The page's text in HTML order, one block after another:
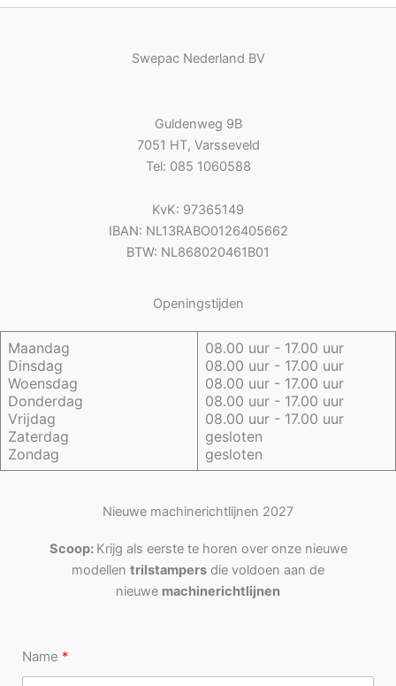
Swepac Nederland BV
Guldenweg 9B
7051 HT, Varsseveld
Tel: 085 1060588
KvK: 97365149
IBAN: NL13RABO0126405662
BTW: NL868020461B01
Openingstijden
Maandag
Dinsdag
Woensdag
Donderdag
Vrijdag
Zaterdag
Zondag
08.00 uur - 17.00 uur
08.00 uur - 17.00 uur
08.00 uur - 17.00 uur
08.00 uur - 17.00 uur
08.00 uur - 17.00 uur
gesloten
gesloten
Nieuwe machinerichtlijnen 2027
Scoop: Krijg als eerste te horen over onze nieuwe
modellen trilstampers die voldoen aan de
nieuwe machinerichtlijnen
Name